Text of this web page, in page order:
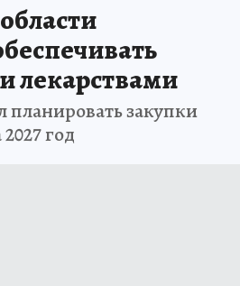
лекарствами
планировать закупки
год